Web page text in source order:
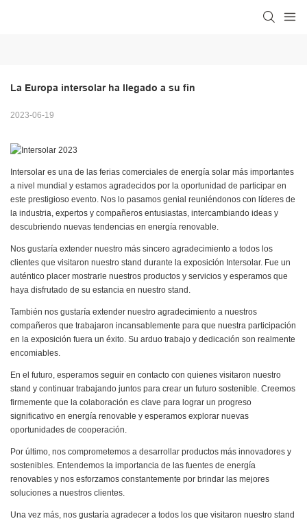
La Europa intersolar ha llegado a su fin
2023-06-19
Intersolar es una de las ferias comerciales de energía solar más importantes
a nivel mundial y estamos agradecidos por la oportunidad de participar en
este prestigioso evento. Nos lo pasamos genial reuniéndonos con líderes de
la industria, expertos y compañeros entusiastas, intercambiando ideas y
descubriendo nuevas tendencias en energía renovable.
Nos gustaría extender nuestro más sincero agradecimiento a todos los
clientes que visitaron nuestro stand durante la exposición Intersolar. Fue un
auténtico placer mostrarle nuestros productos y servicios y esperamos que
haya disfrutado de su estancia en nuestro stand.
También nos gustaría extender nuestro agradecimiento a nuestros
compañeros que trabajaron incansablemente para que nuestra participación
en la exposición fuera un éxito. Su arduo trabajo y dedicación son realmente
encomiables.
En el futuro, esperamos seguir en contacto con quienes visitaron nuestro
stand y continuar trabajando juntos para crear un futuro sostenible. Creemos
firmemente que la colaboración es clave para lograr un progreso
significativo en energía renovable y esperamos explorar nuevas
oportunidades de cooperación.
Por último, nos comprometemos a desarrollar productos más innovadores y
sostenibles. Entendemos la importancia de las fuentes de energía
renovables y nos esforzamos constantemente por brindar las mejores
soluciones a nuestros clientes.
Una vez más, nos gustaría agradecer a todos los que visitaron nuestro stand